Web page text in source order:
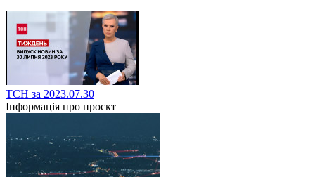
ТСН за 2023.07.30
Інформація про проєкт